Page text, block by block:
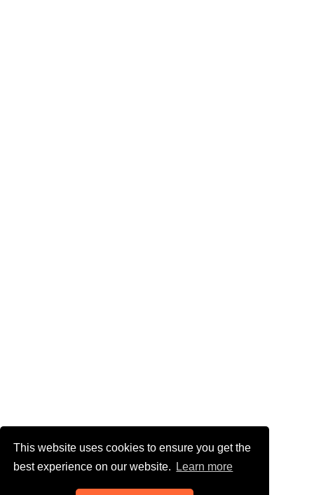
This website uses cookies to ensure you get the
best experience on our website.
Learn more